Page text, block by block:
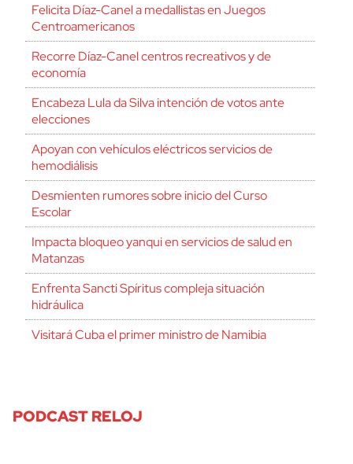
Felicita Díaz-Canel a medallistas en Juegos
Centroamericanos
Recorre Díaz-Canel centros recreativos y de
economía
Encabeza Lula da Silva intención de votos ante
elecciones
Apoyan con vehículos eléctricos servicios de
hemodiálisis
Desmienten rumores sobre inicio del Curso
Escolar
Impacta bloqueo yanqui en servicios de salud en
Matanzas
Enfrenta Sancti Spíritus compleja situación
hidráulica
Visitará Cuba el primer ministro de Namibia
PODCAST RELOJ